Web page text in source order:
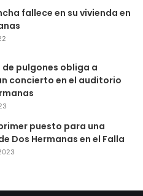
fallece en su vivienda en
de pulgones obliga a
concierto en el auditorio
puesto para una
Dos Hermanas en el Falla